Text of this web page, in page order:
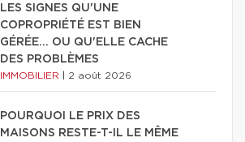
LES SIGNES QU'UNE
COPROPRIÉTÉ EST BIEN
GÉRÉE… OU QU'ELLE CACHE
DES PROBLÈMES
IMMOBILIER 2 août 2026
POURQUOI LE PRIX DES
MAISONS RESTE-T-IL LE MÊME